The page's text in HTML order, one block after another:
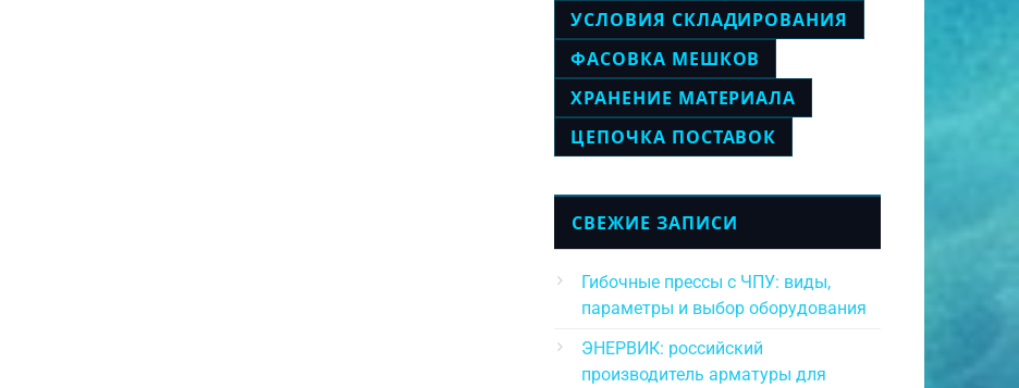
УСЛОВИЯ СКЛАДИРОВАНИЯ
ФАСОВКА МЕШКОВ
ХРАНЕНИЕ МАТЕРИАЛА
ЦЕПОЧКА ПОСТАВОК
СВЕЖИЕ ЗАПИСИ
Гибочные прессы с ЧПУ: виды,
параметры и выбор оборудования
ЭНЕРВИК: российский
производитель арматуры для